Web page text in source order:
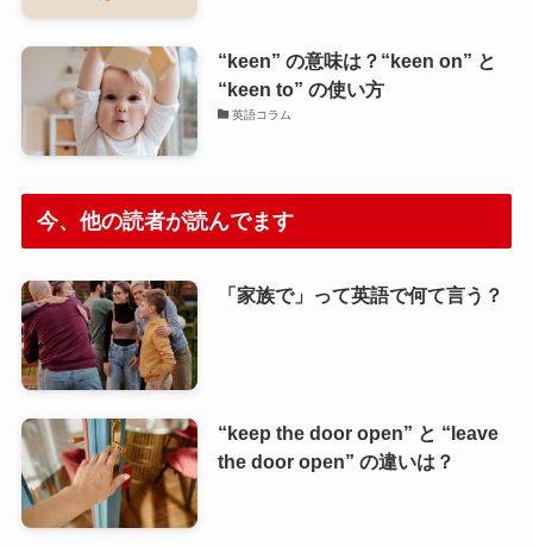
“keen” の意味は？“keen on” と
“keen to” の使い方
英語コラム
今、他の読者が読んでます
「家族で」って英語で何て言う？
“keep the door open” と “leave
the door open” の違いは？